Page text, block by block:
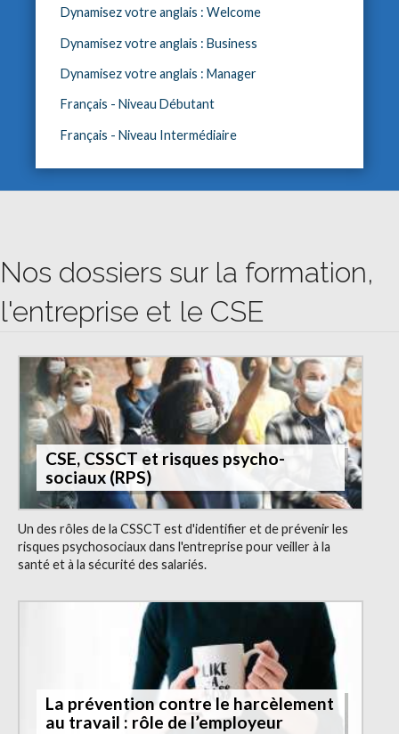
Dynamisez votre anglais : Welcome
Dynamisez votre anglais : Business
Dynamisez votre anglais : Manager
Français - Niveau Débutant
Français - Niveau Intermédiaire
Nos dossiers sur la formation,
l'entreprise et le CSE
CSE, CSSCT et risques psycho-
sociaux (RPS)
Un des rôles de la CSSCT est d'identifier et de prévenir les
risques psychosociaux dans l'entreprise pour veiller à la
santé et à la sécurité des salariés.
La prévention contre le harcèlement
au travail : rôle de l’employeur